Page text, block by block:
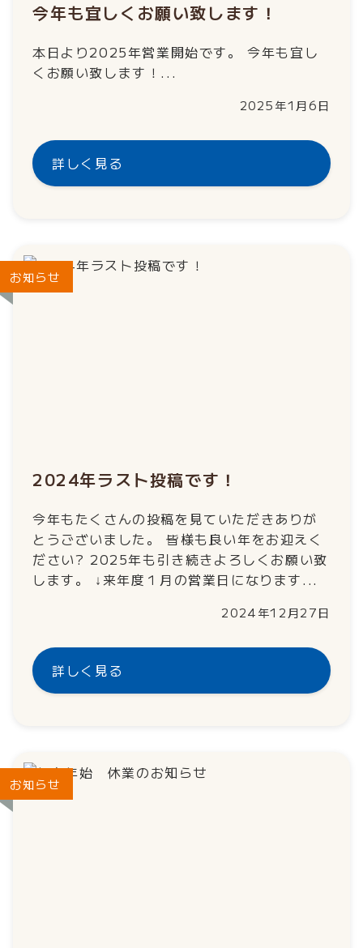
今年も宜しくお願い致します！
本日より2025年営業開始です。 今年も宜し
くお願い致します！...
2025年1月6日
詳しく見る
お知らせ
2024年ラスト投稿です！
今年もたくさんの投稿を見ていただきありが
とうございました。 皆様も良い年をお迎えく
ださい? 2025年も引き続きよろしくお願い致
します。 ↓来年度１月の営業日になります...
2024年12月27日
詳しく見る
お知らせ